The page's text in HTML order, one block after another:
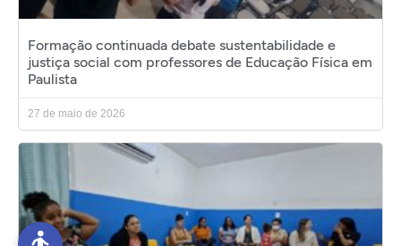
Formação continuada debate sustentabilidade e
justiça social com professores de Educação Física em
Paulista
27 de maio de 2026